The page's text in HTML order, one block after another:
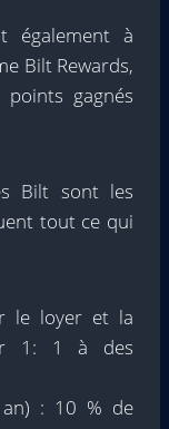
également à
Bilt Rewards,
gagnés
Bilt sont les
tout ce qui
le loyer et la
1: 1 à des
: 10 % de